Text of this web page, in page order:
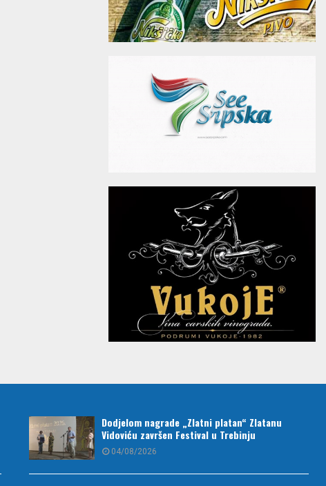
Dodjelom nagrade „Zlatni platan“ Zlatanu
Vidoviću završen Festival u Trebinju
04/08/2026